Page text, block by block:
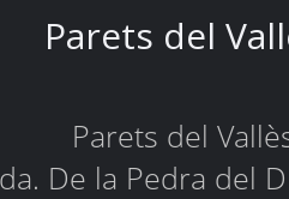
Parets del
Parets del
De la Pedra del